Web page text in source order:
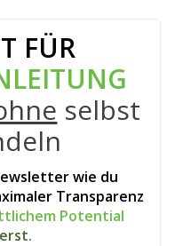
FÜR
selbst
wie du
Transparenz
Potential